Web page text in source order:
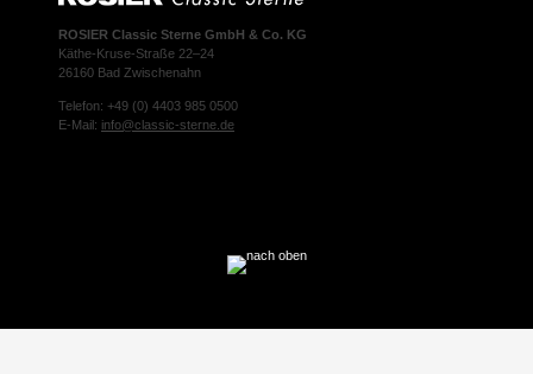
ROSIER Classic Sterne GmbH & Co. KG
Käthe-Kruse-Straße 22–24
26160 Bad Zwischenahn
Telefon: +49 (0) 4403 985 0500
E-Mail: info@classic-sterne.de